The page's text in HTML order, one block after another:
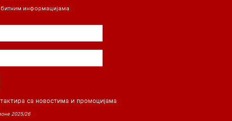
информацијама
са новостима и промоцијама
2025/26